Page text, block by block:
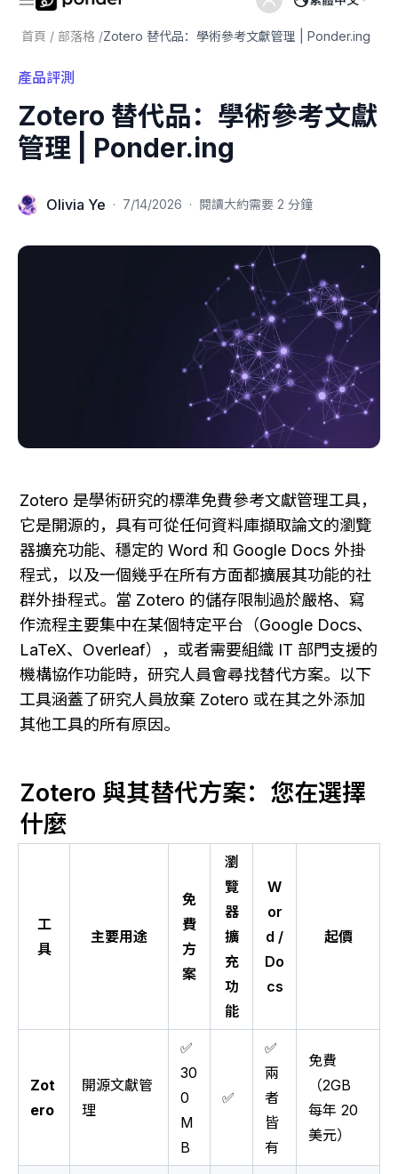
首頁 / 部落格 /Zotero 替代品：學術參考文獻管理 | Ponder.ing
產品評測
Zotero 替代品：學術參考文獻
管理 | Ponder.ing
Olivia Ye · 7/14/2026 · 閱讀大約需要 2 分鐘
Zotero 是學術研究的標準免費參考文獻管理工具，
它是開源的，具有可從任何資料庫擷取論文的瀏覽
器擴充功能、穩定的 Word 和 Google Docs 外掛
程式，以及一個幾乎在所有方面都擴展其功能的社
群外掛程式。當 Zotero 的儲存限制過於嚴格、寫
作流程主要集中在某個特定平台（Google Docs、
LaTeX、Overleaf），或者需要組織 IT 部門支援的
機構協作功能時，研究人員會尋找替代方案。以下
工具涵蓋了研究人員放棄 Zotero 或在其之外添加
其他工具的所有原因。
Zotero 與其替代方案：您在選擇
什麼
工
具
主要用途
免
費
方
案
瀏
覽
器
擴
充
功
能
W
or
d /
Do
cs
起價
Zot
ero
開源文獻管
理
✅
30
0
M
B
✅
✅
兩
者
皆
有
免費
（2GB
每年 20
美元）